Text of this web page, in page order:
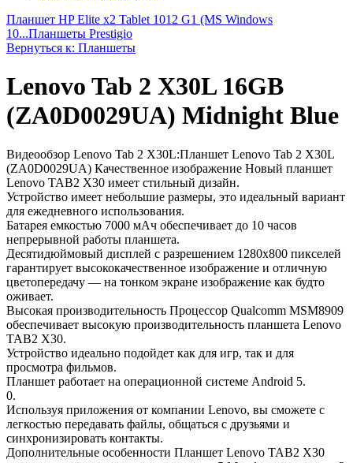
Планшет HP Elite x2 Tablet 1012 G1 (MS Windows
10...Планшеты Prestigio
Вернуться к: Планшеты
Lenovo Tab 2 X30L 16GB
(ZA0D0029UA) Midnight Blue
Видеообзор Lenovo Tab 2 X30L:Планшет Lenovo Tab 2 X30L
(ZA0D0029UA) Качественное изображение Новый планшет
Lenovo TAB2 X30 имеет стильный дизайн.
Устройство имеет небольшие размеры, это идеальный вариант
для ежедневного использования.
Батарея емкостью 7000 мАч обеспечивает до 10 часов
непрерывной работы планшета.
Десятидюймовый дисплей с разрешением 1280x800 пикселей
гарантирует высококачественное изображение и отличную
цветопередачу — на тонком экране изображение как будто
оживает.
Высокая производительность Процессор Qualcomm MSM8909
обеспечивает высокую производительность планшета Lenovo
TAB2 X30.
Устройство идеально подойдет как для игр, так и для
просмотра фильмов.
Планшет работает на операционной системе Android 5.
0.
Используя приложения от компании Lenovo, вы сможете с
легкостью передавать файлы, общаться с друзьями и
синхронизировать контакты.
Дополнительные особенности Планшет Lenovo TAB2 X30